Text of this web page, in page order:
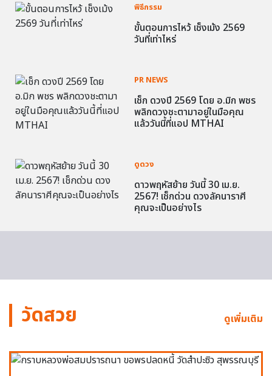
พิธีกรรม
ขั้นตอนการไหว้ เช็งเม้ง 2569
วันที่เท่าไหร่
PR NEWS
เช็ก ดวงปี 2569 โดย อ.มิก พชร
พลิกดวงชะตามาอยู่ในมือคุณ
แล้ววันนี้ที่แอป MTHAI
ดูดวง
ดาวพฤหัสย้าย วันนี้ 30 เม.ย.
2567! เช็กด่วน ดวงลัคนาราศี
คุณจะเป็นอย่างไร
วัดสวย ดูเพิ่มเติม